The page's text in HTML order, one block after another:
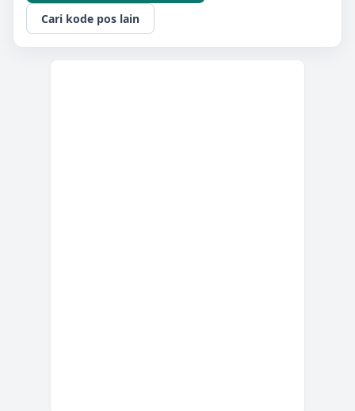
Cari kode pos lain